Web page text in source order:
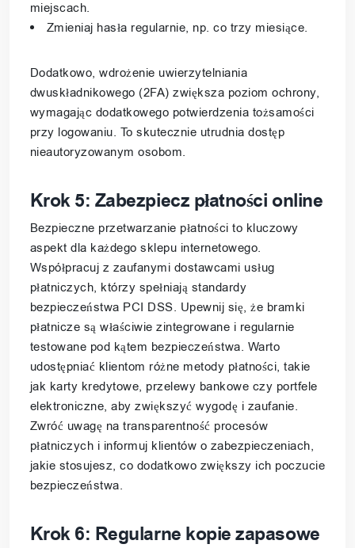
miejscach.
Zmieniaj hasła regularnie, np. co trzy miesiące.
Dodatkowo, wdrożenie uwierzytelniania
dwuskładnikowego (2FA) zwiększa poziom ochrony,
wymagając dodatkowego potwierdzenia tożsamości
przy logowaniu. To skutecznie utrudnia dostęp
nieautoryzowanym osobom.
Krok 5: Zabezpiecz płatności online
Bezpieczne przetwarzanie płatności to kluczowy
aspekt dla każdego sklepu internetowego.
Współpracuj z zaufanymi dostawcami usług
płatniczych, którzy spełniają standardy
bezpieczeństwa PCI DSS. Upewnij się, że bramki
płatnicze są właściwie zintegrowane i regularnie
testowane pod kątem bezpieczeństwa. Warto
udostępniać klientom różne metody płatności, takie
jak karty kredytowe, przelewy bankowe czy portfele
elektroniczne, aby zwiększyć wygodę i zaufanie.
Zwróć uwagę na transparentność procesów
płatniczych i informuj klientów o zabezpieczeniach,
jakie stosujesz, co dodatkowo zwiększy ich poczucie
bezpieczeństwa.
Krok 6: Regularne kopie zapasowe